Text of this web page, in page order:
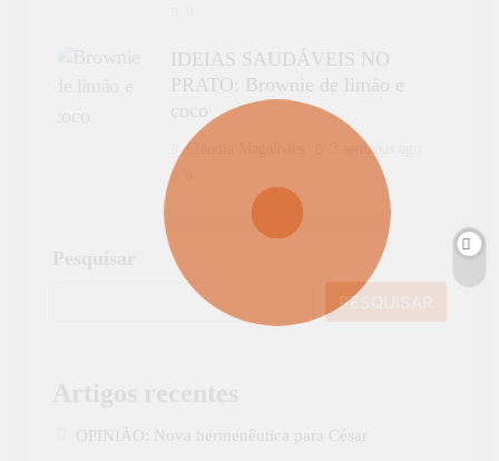
IDEIAS SAUDÁVEIS NO
PRATO: Brownie de limão e
coco
Cláudia Magalhães 3 semanas ago
PESQUISAR
OPINIÃO: Nova hermenêutica para César